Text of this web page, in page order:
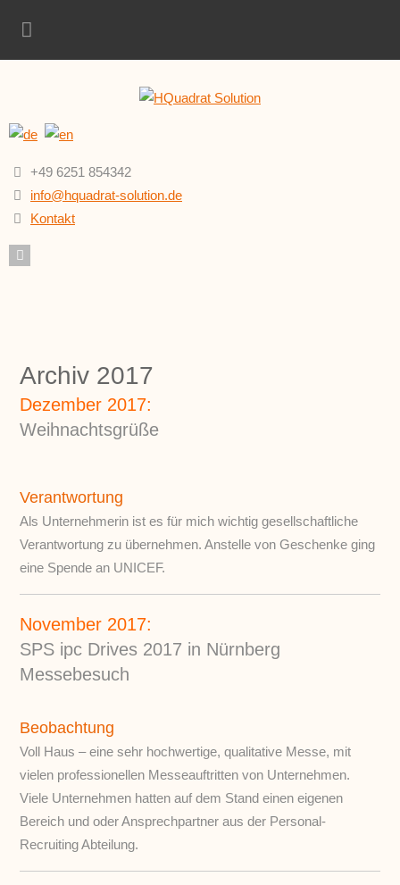
+49 6251 854342
info@hquadrat-solution.de
Kontakt
Archiv 2017
Dezember 2017:
Weihnachtsgrüße
Verantwortung
Als Unternehmerin ist es für mich wichtig gesellschaftliche
Verantwortung zu übernehmen. Anstelle von Geschenke ging
eine Spende an UNICEF.
November 2017:
SPS ipc Drives 2017 in Nürnberg
Messebesuch
Beobachtung
Voll Haus – eine sehr hochwertige, qualitative Messe, mit
vielen professionellen Messeauftritten von Unternehmen.
Viele Unternehmen hatten auf dem Stand einen eigenen
Bereich und oder Ansprechpartner aus der Personal-
Recruiting Abteilung.